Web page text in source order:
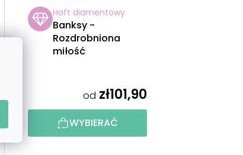
Haft diamentowy
Banksy -
Rozdrobniona
miłość
od zł101,90
WYBIERAĆ